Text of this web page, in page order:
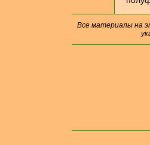
Все материалы на